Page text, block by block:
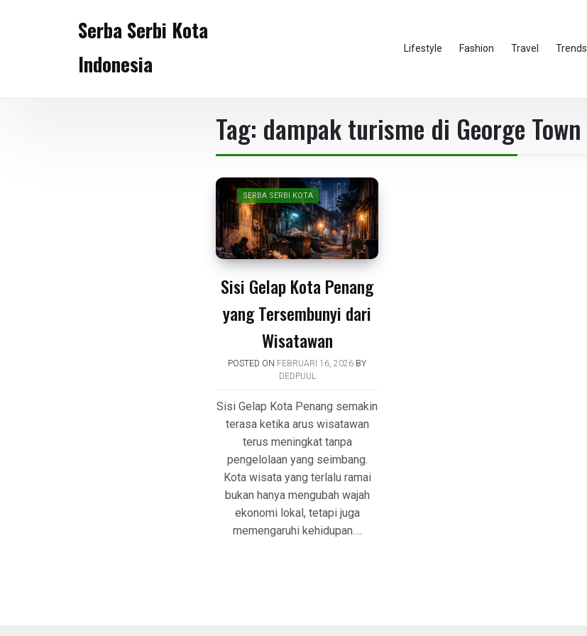
Serba Serbi Kota
Indonesia
Lifestyle Fashion Travel Trends
Tag: dampak turisme di George Town
SERBA SERBI KOTA
Sisi Gelap Kota Penang
yang Tersembunyi dari
Wisatawan
POSTED ON FEBRUARI 16, 2026 BY
DEDPUUL
Sisi Gelap Kota Penang semakin
terasa ketika arus wisatawan
terus meningkat tanpa
pengelolaan yang seimbang.
Kota wisata yang terlalu ramai
bukan hanya mengubah wajah
ekonomi lokal, tetapi juga
memengaruhi kehidupan….